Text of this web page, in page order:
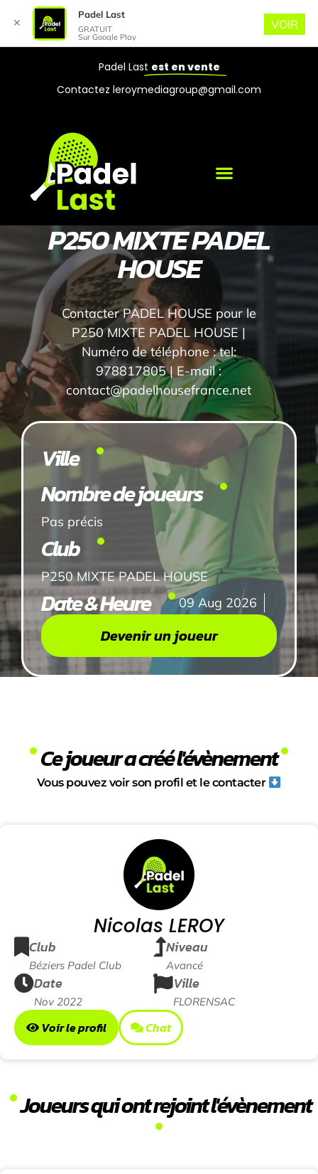
Padel Last est en vente
Contactez leroymediagroup@gmail.com
P250 MIXTE PADEL
HOUSE
Contacter PADEL HOUSE pour le
P250 MIXTE PADEL HOUSE |
Numéro de téléphone : tel:
978817805 | E-mail :
contact@padelhousefrance.net
Ville
Nombre de joueurs
Pas précis
Club
P250 MIXTE PADEL HOUSE
Date & Heure 09 Aug 2026
Devenir un joueur
Ce joueur a créé l'évènement
Vous pouvez voir son profil et le contacter
Nicolas LEROY
Club
Béziers Padel Club
Niveau
Avancé
Date
Nov 2022
Ville
FLORENSAC
Voir le profil Chat
Joueurs qui ont rejoint l'évènement
✕
Padel Last
GRATUIT
Sur Google Play
VOIR